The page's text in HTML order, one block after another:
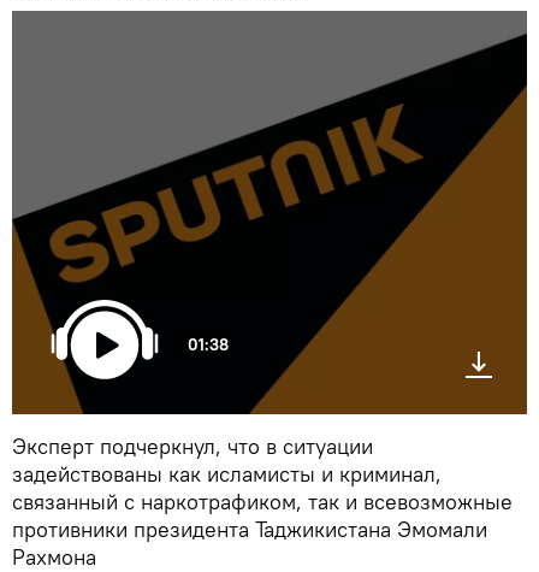
01:38
Эксперт подчеркнул, что в ситуации
задействованы как исламисты и криминал,
связанный с наркотрафиком, так и всевозможные
противники президента Таджикистана Эмомали
Рахмона